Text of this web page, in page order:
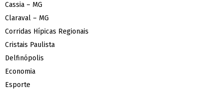
Cassia – MG
Claraval – MG
Corridas Hípicas Regionais
Cristais Paulista
Delfinópolis
Economia
Esporte